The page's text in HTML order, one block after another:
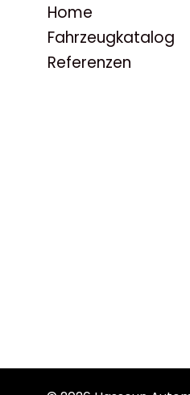
Home
Fahrzeugkatalog
Referenzen